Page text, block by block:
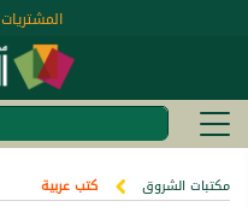
المشتريات
مكتبات الشروق كتب عربية